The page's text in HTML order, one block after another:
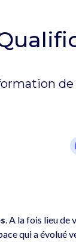
de
. A la fois lieu de
qui a évolué